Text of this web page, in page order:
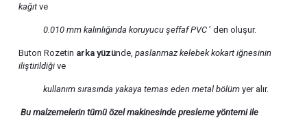
kağıtve
0.010 mm kalınlığındakoruyucu şeffaf PVC’ den oluşur.
Buton Rozetin arka yüzünde,paslanmaz kelebek kokart iğnesinin
iliştirildiği ve
kullanım sırasında yakaya temas eden metal bölüm yer alır.
Bu malzemelerin tümü özel makinesinde presleme yöntemi ile